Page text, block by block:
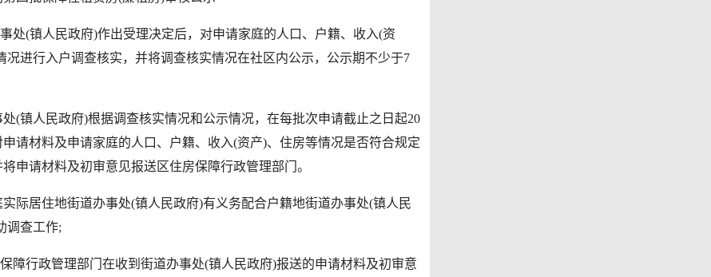
(镇人民政府)作出受理决定后，对申请家庭的人口、户籍、收入(资
况进行入户调查核实，并将调查核实情况在社区内公示，公示期不少于7
镇人民政府)根据调查核实情况和公示情况，在每批次申请截止之日起20
请材料及申请家庭的人口、户籍、收入(资产)、住房等情况是否符合规定
申请材料及初审意见报送区住房保障行政管理部门。
居住地街道办事处(镇人民政府)有义务配合户籍地街道办事处(镇人民
调查工作;
行政管理部门在收到街道办事处(镇人民政府)报送的申请材料及初审意